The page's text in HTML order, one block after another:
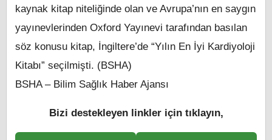
kaynak kitap niteliğinde olan ve Avrupa’nın en saygın
yayınevlerinden Oxford Yayınevi tarafından basılan
söz konusu kitap, İngiltere’de “Yılın En İyi Kardiyoloji
Kitabı” seçilmişti. (BSHA)
BSHA – Bilim Sağlık Haber Ajansı
Bizi destekleyen linkler için tıklayın,